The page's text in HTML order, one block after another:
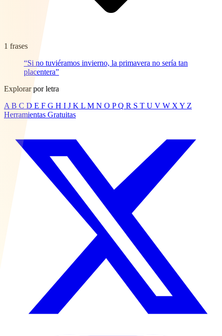
1 frases
“Si no tuviéramos invierno, la primavera no sería tan
placentera”
Explorar por letra
A B C D E F G H I J K L M N O P Q R S T U V W X Y Z
Herramientas Gratuitas